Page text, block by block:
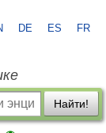
DE ES FR
Найти!